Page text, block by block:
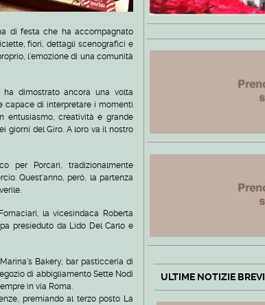
di festa che ha accompagnato
fiori, dettagli scenografici e
l'emozione di una comunità
dimostrato ancora una volta
capace di interpretare i momenti
entusiasmo, creatività e grande
giorni del Giro. A loro va il nostro
per Porcari, tradizionalmente
Quest'anno, però, la partenza
la vicesindaca Roberta
presieduto da Lido Del Carlo e
Bakery, bar pasticceria di
di abbigliamento Sette Nodi
in via Roma.
premiando al terzo posto La
ULTIME NOTIZIE BREVI